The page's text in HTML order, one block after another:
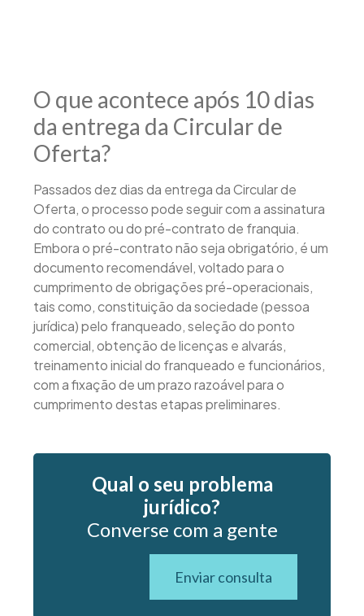
O que acontece após 10 dias
da entrega da Circular de
Oferta?
Passados dez dias da entrega da Circular de
Oferta, o processo pode seguir com a assinatura
do contrato ou do pré-contrato de franquia.
Embora o pré-contrato não seja obrigatório, é um
documento recomendável, voltado para o
cumprimento de obrigações pré-operacionais,
tais como, constituição da sociedade (pessoa
jurídica) pelo franqueado, seleção do ponto
comercial, obtenção de licenças e alvarás,
treinamento inicial do franqueado e funcionários,
com a fixação de um prazo razoável para o
cumprimento destas etapas preliminares.
Qual o seu problema
jurídico?
Converse com a gente
Enviar consulta